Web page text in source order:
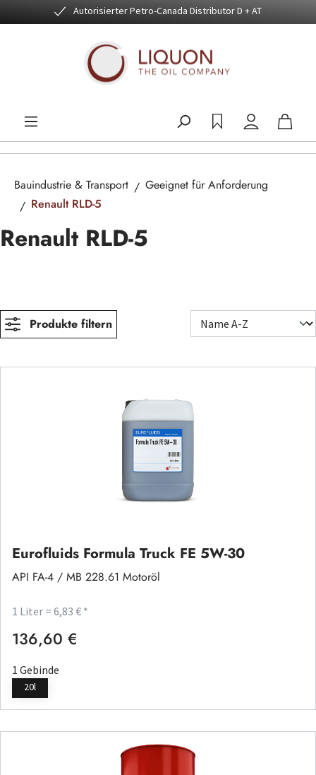
Zum Hauptinhalt springenAutorisierter Petro-Canada Distributor D + AT
Bauindustrie & Transport
Geeignet für Anforderung
Renault RLD-5
Renault RLD-5
Produkte filtern
Eurofluids Formula Truck FE 5W-30
API FA-4 / MB 228.61 Motoröl
1 Liter = 6,83 € *
Regulärer Preis:
136,60 €
1 Gebinde
20l